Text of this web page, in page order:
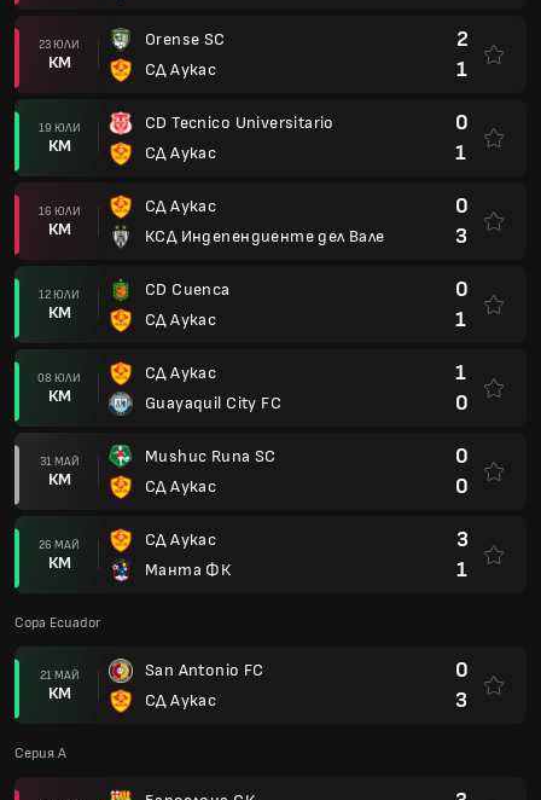
23 ЮЛИ
КМ
Orense SC
СД Аукас
2
1
19 ЮЛИ
КМ
CD Tecnico Universitario
СД Аукас
0
1
16 ЮЛИ
КМ
СД Аукас
КСД Индепендиенте дел Вале
0
3
12 ЮЛИ
КМ
CD Cuenca
СД Аукас
0
1
08 ЮЛИ
КМ
СД Аукас
Guayaquil City FC
1
0
31 МАЙ
КМ
Mushuc Runa SC
СД Аукас
0
0
26 МАЙ
КМ
СД Аукас
Манта ФК
3
1
Copa Ecuador
21 МАЙ
КМ
San Antonio FC
СД Аукас
0
3
Серия A